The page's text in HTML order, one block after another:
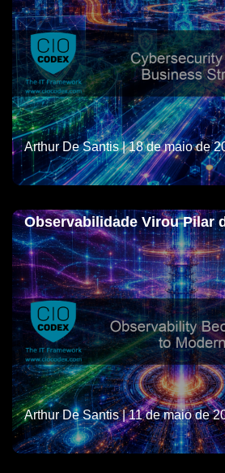
Arthur De Santis| 18 de maio de
Observabilidade Virou Pilar
Arthur De Santis| 11 de maio de